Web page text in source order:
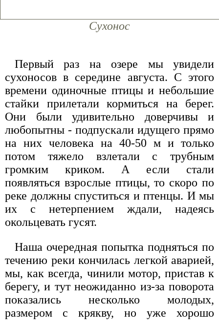
Сухонос
Первый раз на озере мы увидели
сухоносов в середине августа. С этого
времени одиночные птицы и небольшие
стайки прилетали кормиться на берег.
Они были удивительно доверчивы и
любопытны - подпускали идущего прямо
на них человека на 40-50 м и только
потом тяжело взлетали с трубным
громким криком. А если стали
появляться взрослые птицы, то скоро по
реке должны спуститься и птенцы. И мы
их с нетерпением ждали, надеясь
окольцевать гусят.
Наша очередная попытка подняться по
течению реки кончилась легкой аварией,
мы, как всегда, чинили мотор, пристав к
берегу, и тут неожиданно из-за поворота
показались несколько молодых,
размером с крякву, но уже хорошо